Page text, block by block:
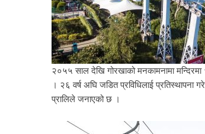
२०५५ साल देखि गोरखाको मनकामनामा
। २६ वर्ष अघि जडित प्रविधिलाई प्रतिस्थापना
प्रालिले जनाएको छ ।